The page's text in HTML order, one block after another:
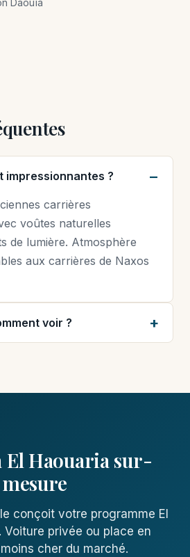
Daouïa
impressionnantes ?
carrières
voûtes naturelles
de lumière. Atmosphère
aux carrières de Naxos
voir ?
El Haouaria sur-
mesure
conçoit votre programme El
Voiture privée ou place en
cher du marché.